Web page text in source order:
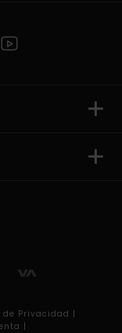
de Privacidad |
|